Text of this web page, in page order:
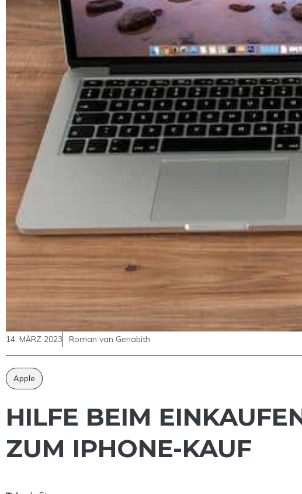
14. MÄRZ 2023 Roman van Genabith
Apple
HILFE BEIM
ZUM IPHONE-KAUF